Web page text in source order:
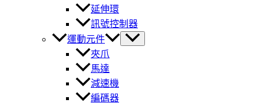
延伸環
訊號控制器
運動元件
夾爪
馬達
減速機
編碼器